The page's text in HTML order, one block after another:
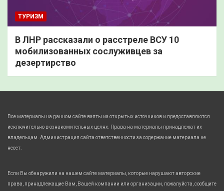
ТУРИЗМ
В ЛНР рассказали о расстреле ВСУ 10
мобилизованных сослуживцев за
дезертирство
Все материалы на данном сайте взяты из открытых источников и предоставляются
исключительно в ознакомительных целях. Права на материалы принадлежат их
владельцам. Администрация сайта ответственности за содержание материала не
несет.
Если Вы обнаружили на нашем сайте материалы, которые нарушают авторские
права, принадлежащие Вам, Вашей компании или организации, пожалуйста, сообщите